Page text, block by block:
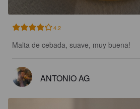
4.2
Malta de cebada, suave, muy buena!
ANTONIO AG